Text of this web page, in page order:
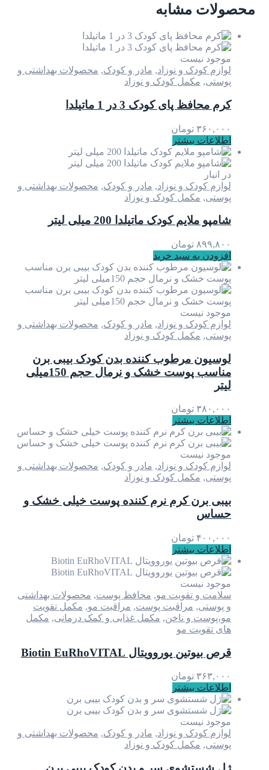
محصولات مشابه
موجود نیست
لوازم کودک و نوزاد, مادر و کودک, محصولات بهداشتی و
پوستی, مکمل کودک و نوزاد
کرم محافظ پای کودک 3 در 1 ماتیلدا
۳۶۰,۰۰۰ تومان
اطلاعات بیشتر
در انبار
لوازم کودک و نوزاد, مادر و کودک, محصولات بهداشتی و
پوستی, مکمل کودک و نوزاد
شامپو ملایم کودک ماتیلدا 200 میلی لیتر
۸۹۹,۸۰۰ تومان
افزودن به سبد خرید
موجود نیست
لوازم کودک و نوزاد, مادر و کودک, محصولات بهداشتی و
پوستی, مکمل کودک و نوزاد
لوسیون مرطوب کننده بدن کودک بیبی برن
مناسب پوست خشک و نرمال حجم 150میلی
لیتر
۳۸۰,۰۰۰ تومان
اطلاعات بیشتر
موجود نیست
لوازم کودک و نوزاد, مادر و کودک, محصولات بهداشتی و
پوستی, مکمل کودک و نوزاد
بیبی برن کرم نرم کننده پوست خیلی خشک و
حساس
۴۰۰,۰۰۰ تومان
اطلاعات بیشتر
موجود نیست
سلامت و تقویت مو, محافظ پوست, محصولات بهداشتی
و پوستی, مراقبت پوست, مراقبت مو, مکمل تقویت
مو،پوست و ناخن, مکمل غذایی و کمک درمانی, مکمل
های تقویت مو
قرص بیوتین یوروویتال Biotin EuRhoVITAL
۳۶۳,۰۰۰ تومان
اطلاعات بیشتر
موجود نیست
لوازم کودک و نوزاد, مادر و کودک, محصولات بهداشتی و
پوستی, مکمل کودک و نوزاد